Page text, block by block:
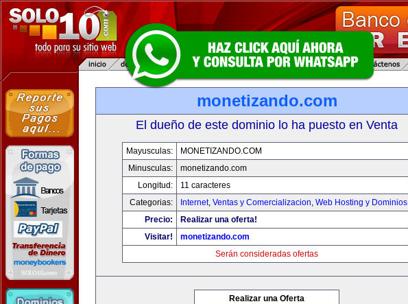
monetizando.com
El dueño de este dominio lo ha puesto en Venta
Mayusculas:
MONETIZANDO.COM
Minusculas:
monetizando.com
Longitud:
11 caracteres
Categorias:
Internet, Ventas y Comercializacion, Web Hosting y Dominios
Precio:
Realizar una oferta!
Visitar!
monetizando.com
Serán consideradas ofertas
Realizar una Oferta